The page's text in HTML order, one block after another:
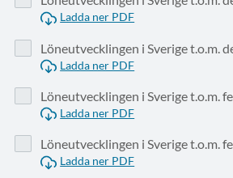
Ladda ner PDF
Löneutvecklingen i Sverige t.o.m.
Ladda ner PDF
Löneutvecklingen i Sverige t.o.m.
Ladda ner PDF
Löneutvecklingen i Sverige t.o.m.
Ladda ner PDF